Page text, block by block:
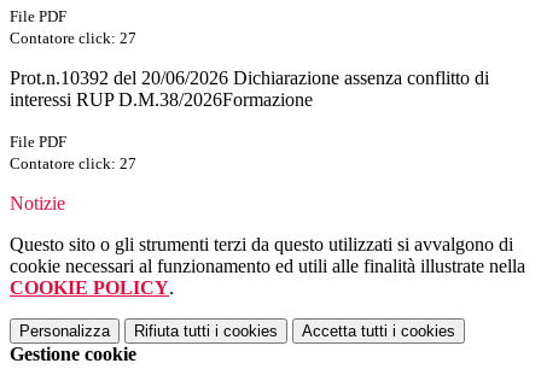
File PDF
Contatore click: 27
Prot.n.10392 del 20/06/2026 Dichiarazione assenza conflitto di
interessi RUP D.M.38/2026Formazione
File PDF
Contatore click: 27
Notizie
Questo sito o gli strumenti terzi da questo utilizzati si avvalgono di
cookie necessari al funzionamento ed utili alle finalità illustrate nella
COOKIE POLICY.
Personalizza Rifiuta tutti i cookies Accetta tutti i cookies
Gestione cookie